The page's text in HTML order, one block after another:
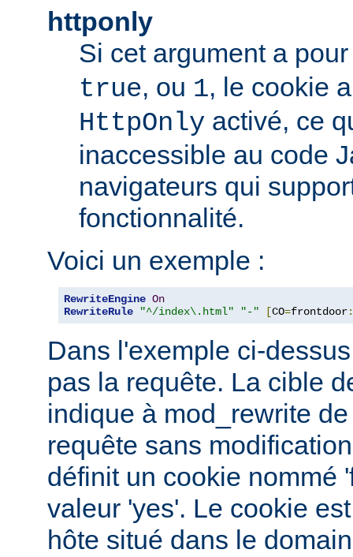
httponly
Si cet argument a
true, ou 1, le cookie
HttpOnly activé, ce
inaccessible au code
navigateurs qui
fonctionnalité.
Voici un exemple :
RewriteEngine On
RewriteRule
"^/index\.html" "-" [CO=frontdoor:
Dans l'exemple ci-
pas la requête. La cible
indique à mod_rewrite
requête sans
définit un cookie nommé
valeur 'yes'. Le cookie
hôte situé dans le